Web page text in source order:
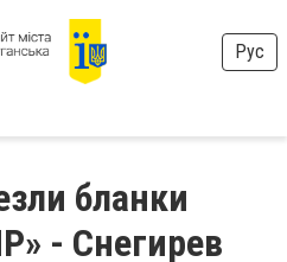
Рус
бланки
- Снегирев